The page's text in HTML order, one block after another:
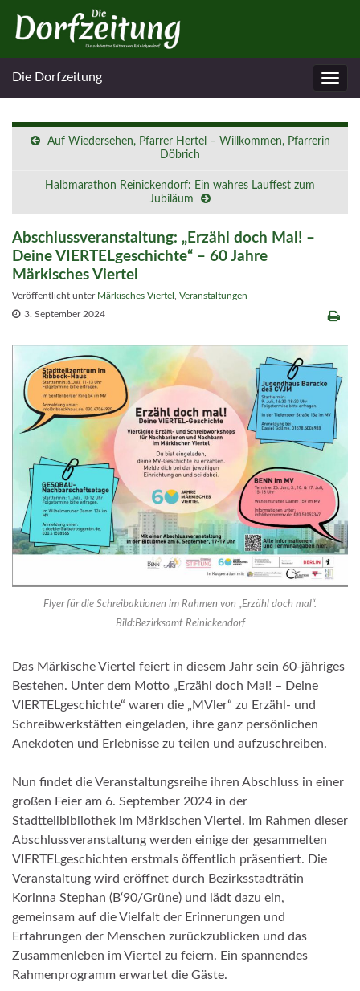
Die Dorfzeitung
Auf Wiedersehen, Pfarrer Hertel – Willkommen, Pfarrerin
Döbrich
Halbmarathon Reinickendorf: Ein wahres Lauffest zum
Jubiläum
Abschlussveranstaltung: „Erzähl doch Mal! –
Deine VIERTELgeschichte“ – 60 Jahre
Märkisches Viertel
Veröffentlicht unter Märkisches Viertel
Veranstaltungen
3. September 2024
Flyer für die Schreibaktionen im Rahmen von „Erzähl doch mal“.
Bild:Bezirksamt Reinickendorf
Das Märkische Viertel feiert in diesem Jahr sein 60-jähriges
Bestehen. Unter dem Motto „Erzähl doch Mal! – Deine
VIERTELgeschichte“ waren die „MVler“ zu Erzähl- und
Schreibwerkstätten eingeladen, ihre ganz persönlichen
Anekdoten und Erlebnisse zu teilen und aufzuschreiben.
Nun findet die Veranstaltungsreihe ihren Abschluss in einer
großen Feier am 6. September 2024 in der
Stadtteilbibliothek im Märkischen Viertel. Im Rahmen dieser
Abschlussveranstaltung werden einige der gesammelten
VIERTELgeschichten erstmals öffentlich präsentiert. Die
Veranstaltung wird eröffnet durch Bezirksstadträtin
Korinna Stephan (B‘90/Grüne) und lädt dazu ein,
gemeinsam auf die Vielfalt der Erinnerungen und
Erfahrungen der Menschen zurückzublicken und das
Zusammenleben im Viertel zu feiern. Ein spannendes
Rahmenprogramm erwartet die Gäste.